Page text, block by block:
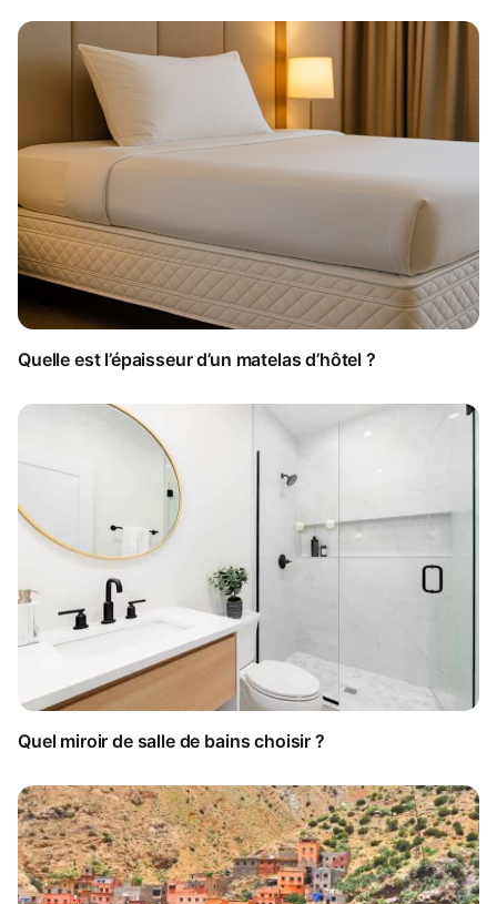
Quelle est l’épaisseur d’un matelas d’hôtel ?
Quel miroir de salle de bains choisir ?